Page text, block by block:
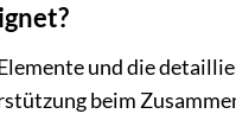
und die
beim